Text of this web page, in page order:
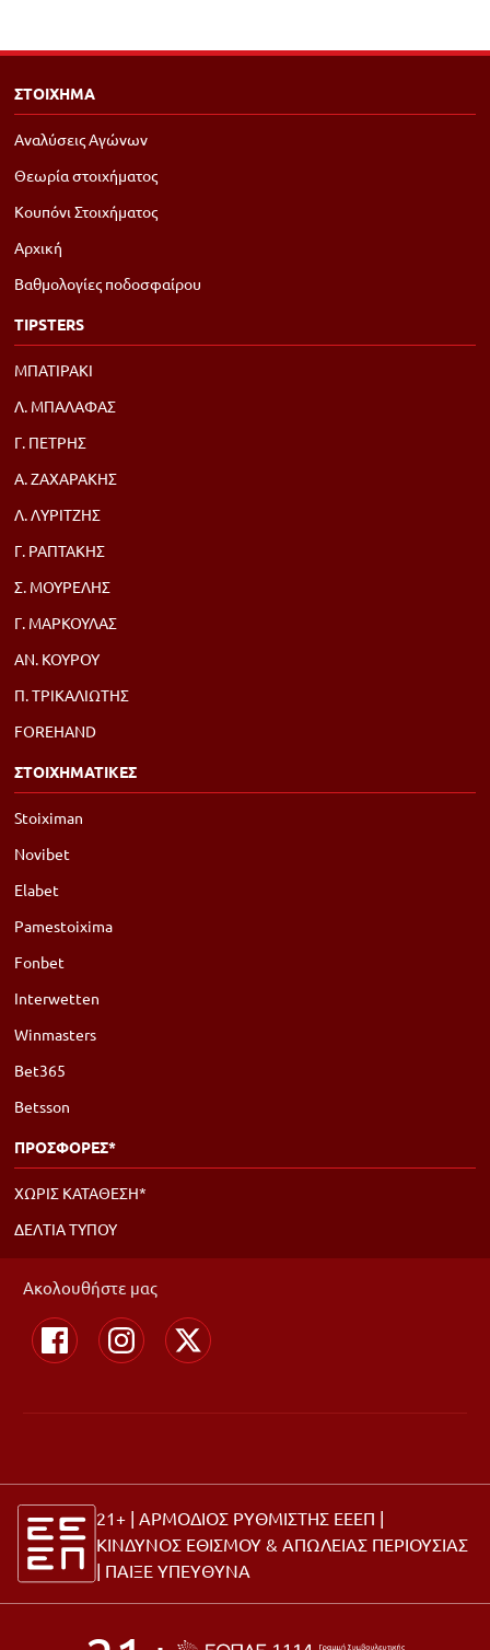
ΣΤΟΙΧΗΜΑ
Αναλύσεις Αγώνων
Θεωρία στοιχήματος
Κουπόνι Στοιχήματος
Αρχική
Βαθμολογίες ποδοσφαίρου
TIPSTERS
ΜΠΑΤΙΡΑΚΙ
Λ. ΜΠΑΛΑΦΑΣ
Γ. ΠΕΤΡΗΣ
Α. ΖΑΧΑΡΑΚΗΣ
Λ. ΛΥΡΙΤΖΗΣ
Γ. ΡΑΠΤΑΚΗΣ
Σ. ΜΟΥΡΕΛΗΣ
Γ. ΜΑΡΚΟΥΛΑΣ
ΑΝ. ΚΟΥΡΟΥ
Π. ΤΡΙΚΑΛΙΩΤΗΣ
FOREHAND
ΣΤΟΙΧΗΜΑΤΙΚΕΣ
Stoiximan
Novibet
Elabet
Pamestoixima
Fonbet
Interwetten
Winmasters
Bet365
Betsson
ΠΡΟΣΦΟΡΕΣ*
ΧΩΡΙΣ ΚΑΤΑΘΕΣΗ*
ΔΕΛΤΙΑ ΤΥΠΟΥ
Ακολουθήστε μας
21+ | ΑΡΜΟΔΙΟΣ ΡΥΘΜΙΣΤΗΣ ΕΕΕΠ |
ΚΙΝΔΥΝΟΣ ΕΘΙΣΜΟΥ & ΑΠΩΛΕΙΑΣ ΠΕΡΙΟΥΣΙΑΣ
| ΠΑΙΞΕ ΥΠΕΥΘΥΝΑ